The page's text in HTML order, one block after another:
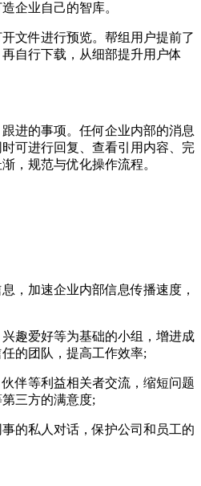
企业自己的智库。
文件进行预览。帮组用户提前了
自行下载，从细部提升用户体
进的事项。任何企业内部的消息
可进行回复、查看引用内容、完
，规范与优化操作流程。
，加速企业内部信息传播速度，
趣爱好等为基础的小组，增进成
的团队，提高工作效率;
伴等利益相关者交流，缩短问题
三方的满意度;
的私人对话，保护公司和员工的